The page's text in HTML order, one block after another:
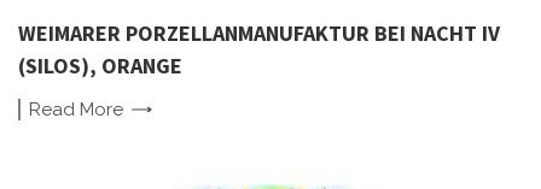
WEIMARER PORZELLANMANUFAKTUR BEI NACHT IV
(SILOS), ORANGE
Read More